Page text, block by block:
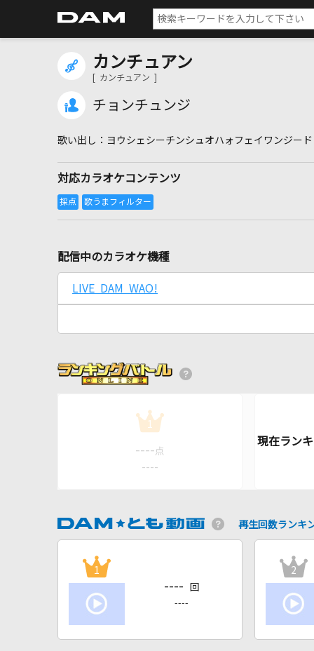
カンチュアン
[ カンチュアン ]
チョンチュンジ
ヨウシェシーチンシュオハォフェイワンジー
対応カラオケコンテンツ
配信中のカラオケ機種
LIVE DAM WAO!
1
---- 点
----
再生回数ランキ
1
---- 回
----
2